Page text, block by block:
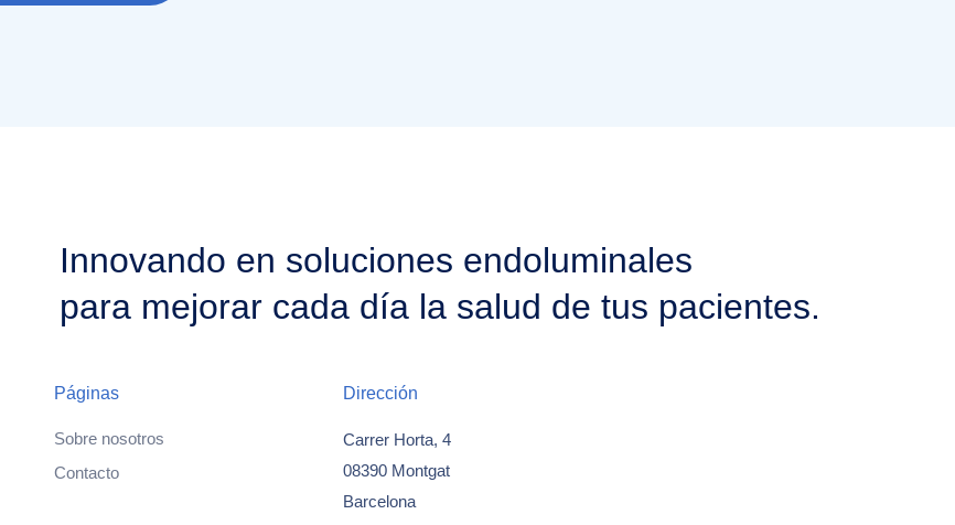
Innovando en soluciones endoluminales
para mejorar cada día la salud de tus pacientes.
Páginas
Sobre nosotros
Contacto
Dirección
Carrer Horta, 4
08390 Montgat
Barcelona